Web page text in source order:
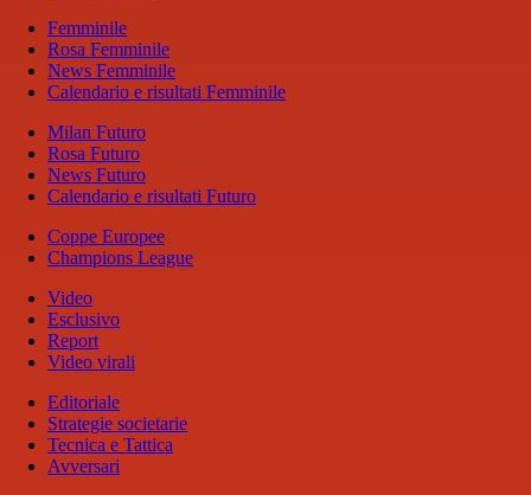
Femminile
Rosa Femminile
News Femminile
Calendario e risultati Femminile
Milan Futuro
Rosa Futuro
News Futuro
Calendario e risultati Futuro
Coppe Europee
Champions League
Video
Esclusivo
Report
Video virali
Editoriale
Strategie societarie
Tecnica e Tattica
Avversari